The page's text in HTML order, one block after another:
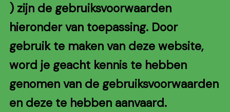
) zijn de gebruiksvoorwaarden
hieronder van toepassing. Door
gebruik te maken van deze website,
word je geacht kennis te hebben
genomen van de gebruiksvoorwaarden
en deze te hebben aanvaard.